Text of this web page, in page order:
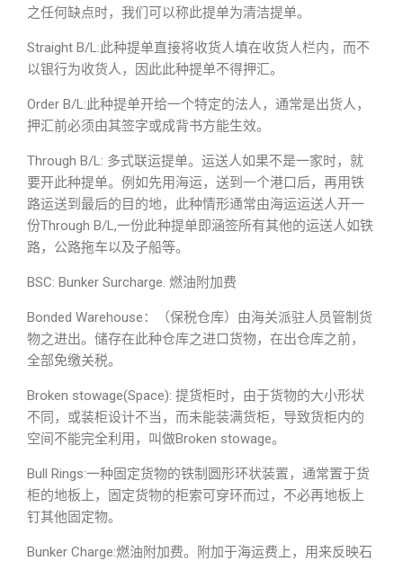
之任何缺点时，我们可以称此提单为清洁提单。
Straight B/L:此种提单直接将收货人填在收货人栏内，而不
以银行为收货人，因此此种提单不得押汇。
Order B/L:此种提单开给一个特定的法人，通常是出货人，
押汇前必须由其签字或成背书方能生效。
Through B/L: 多式联运提单。运送人如果不是一家时，就
要开此种提单。例如先用海运，送到一个港口后，再用铁
路运送到最后的目的地，此种情形通常由海运运送人开一
份Through B/L,一份此种提单即涵签所有其他的运送人如铁
路，公路拖车以及子船等。
BSC: Bunker Surcharge. 燃油附加费
Bonded Warehouse：（保税仓库）由海关派驻人员管制货
物之进出。储存在此种仓库之进口货物，在出仓库之前，
全部免缴关税。
Broken stowage(Space): 提货柜时，由于货物的大小形状
不同，或装柜设计不当，而未能装满货柜，导致货柜内的
空间不能完全利用，叫做Broken stowage。
Bull Rings:一种固定货物的铁制圆形环状装置，通常置于货
柜的地板上，固定货物的柜索可穿环而过，不必再地板上
钉其他固定物。
Bunker Charge:燃油附加费。附加于海运费上，用来反映石